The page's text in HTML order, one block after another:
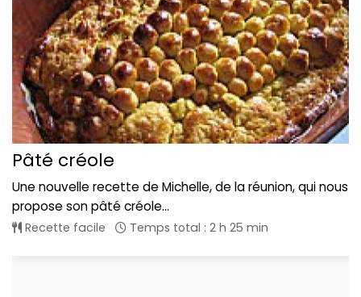
Pâté créole
Une nouvelle recette de Michelle, de la réunion, qui nous
propose son pâté créole...
Recette facile Temps total : 2 h 25 min